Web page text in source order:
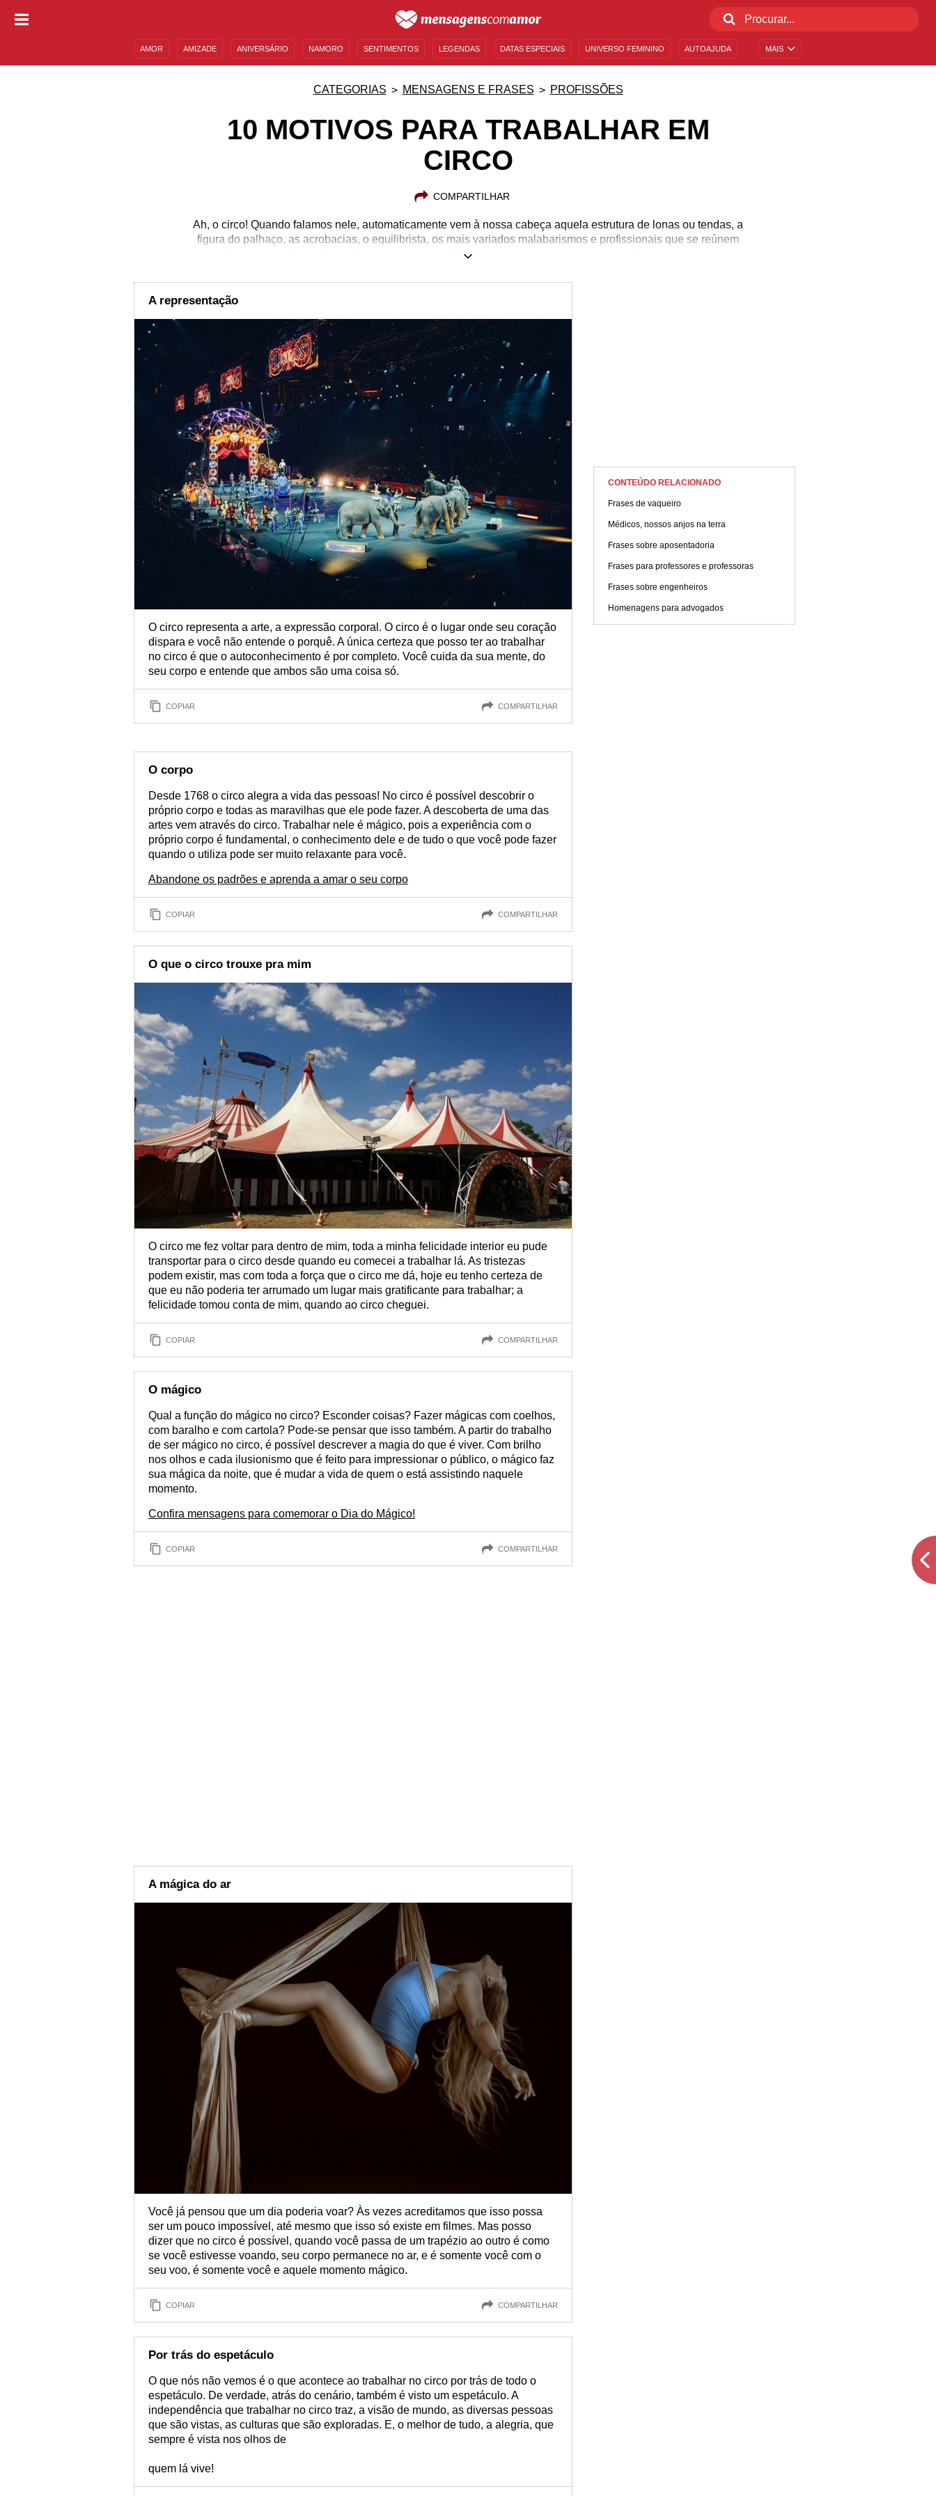
MAIS
AMOR AMIZADE ANIVERSÁRIO NAMORO SENTIMENTOS LEGENDAS DATAS ESPECIAIS UNIVERSO FEMININO AUTOAJUDA
CATEGORIAS MENSAGENS E FRASES PROFISSÕES
10 MOTIVOS PARA TRABALHAR EM
CIRCO
COMPARTILHAR
Ah, o circo! Quando falamos nele, automaticamente vem à nossa cabeça aquela estrutura de lonas ou tendas, a
figura do palhaço, as acrobacias, o equilibrista, os mais variados malabarismos e profissionais que se reúnem
para oferecer manifestações artísticas envolventes. É um universo que nos permite estar à parte do mundo em
especial. Já pensou em fazer parte dessa gama de pessoas que fazem os espetáculos acontecerem todos os
dias? Poder ajudar a construir memórias em crianças, jovens e adultos? Confira 10 motivos para trabalhar em
A representação
O circo representa a arte, a expressão corporal. O circo é o lugar onde seu coração
dispara e você não entende o porquê. A única certeza que posso ter ao trabalhar
no circo é que o autoconhecimento é por completo. Você cuida da sua mente, do
seu corpo e entende que ambos são uma coisa só.
COPIAR COMPARTILHAR
O corpo
Desde 1768 o circo alegra a vida das pessoas! No circo é possível descobrir o
próprio corpo e todas as maravilhas que ele pode fazer. A descoberta de uma das
artes vem através do circo. Trabalhar nele é mágico, pois a experiência com o
próprio corpo é fundamental, o conhecimento dele e de tudo o que você pode fazer
quando o utiliza pode ser muito relaxante para você.
Abandone os padrões e aprenda a amar o seu corpo
COPIAR COMPARTILHAR
O que o circo trouxe pra mim
O circo me fez voltar para dentro de mim, toda a minha felicidade interior eu pude
transportar para o circo desde quando eu comecei a trabalhar lá. As tristezas
podem existir, mas com toda a força que o circo me dá, hoje eu tenho certeza de
que eu não poderia ter arrumado um lugar mais gratificante para trabalhar; a
felicidade tomou conta de mim, quando ao circo cheguei.
COPIAR COMPARTILHAR
O mágico
Qual a função do mágico no circo? Esconder coisas? Fazer mágicas com coelhos,
com baralho e com cartola? Pode-se pensar que isso também. A partir do trabalho
de ser mágico no circo, é possível descrever a magia do que é viver. Com brilho
nos olhos e cada ilusionismo que é feito para impressionar o público, o mágico faz
sua mágica da noite, que é mudar a vida de quem o está assistindo naquele
momento.
Confira mensagens para comemorar o Dia do Mágico!
COPIAR COMPARTILHAR
A mágica do ar
Você já pensou que um dia poderia voar? Às vezes acreditamos que isso possa
ser um pouco impossível, até mesmo que isso só existe em filmes. Mas posso
dizer que no circo é possível, quando você passa de um trapézio ao outro é como
se você estivesse voando, seu corpo permanece no ar, e é somente você com o
seu voo, é somente você e aquele momento mágico.
COPIAR COMPARTILHAR
Por trás do espetáculo
O que nós não vemos é o que acontece ao trabalhar no circo por trás de todo o
espetáculo. De verdade, atrás do cenário, também é visto um espetáculo. A
independência que trabalhar no circo traz, a visão de mundo, as diversas pessoas
que são vistas, as culturas que são exploradas. E, o melhor de tudo, a alegria, que
sempre é vista nos olhos de
quem lá vive!
CONTEÚDO RELACIONADO
Frases de vaqueiro
Médicos, nossos anjos na terra
Frases sobre aposentadoria
Frases para professores e professoras
Frases sobre engenheiros
Homenagens para advogados